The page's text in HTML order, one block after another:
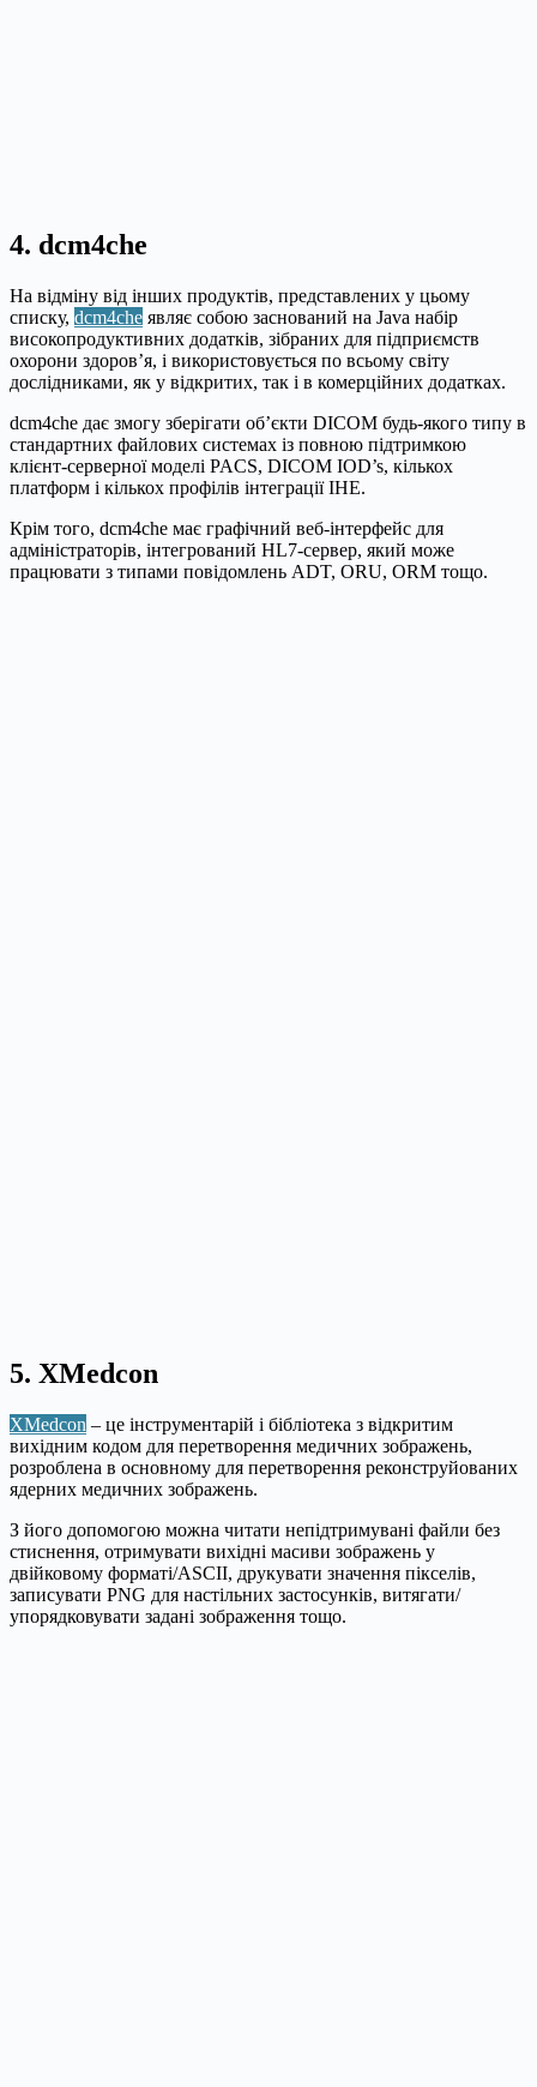
4. dcm4che
На відміну від інших продуктів, представлених у цьому
списку, dcm4che являє собою заснований на Java набір
високопродуктивних додатків, зібраних для підприємств
охорони здоров’я, і використовується по всьому світу
дослідниками, як у відкритих, так і в комерційних додатках.
dcm4che дає змогу зберігати об’єкти DICOM будь-якого типу в
стандартних файлових системах із повною підтримкою
клієнт-серверної моделі PACS, DICOM IOD’s, кількох
платформ і кількох профілів інтеграції IHE.
Крім того, dcm4che має графічний веб-інтерфейс для
адміністраторів, інтегрований HL7-сервер, який може
працювати з типами повідомлень ADT, ORU, ORM тощо.
5. XMedcon
XMedcon – це інструментарій і бібліотека з відкритим
вихідним кодом для перетворення медичних зображень,
розроблена в основному для перетворення реконструйованих
ядерних медичних зображень.
З його допомогою можна читати непідтримувані файли без
стиснення, отримувати вихідні масиви зображень у
двійковому форматі/ASCII, друкувати значення пікселів,
записувати PNG для настільних застосунків, витягати/
упорядковувати задані зображення тощо.